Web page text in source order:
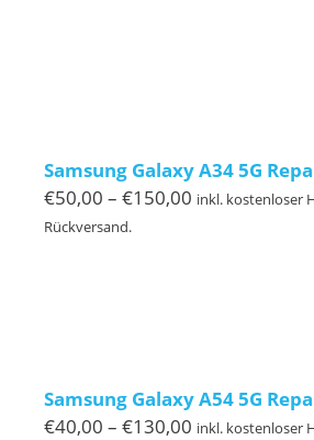
Samsung Galaxy A34 5G
€50,00 – €150,00 Preisspanne:
inkl. kostenloser
Rückversand.
Samsung Galaxy A54 5G
€40,00 – €130,00 Preisspanne:
inkl. kostenloser